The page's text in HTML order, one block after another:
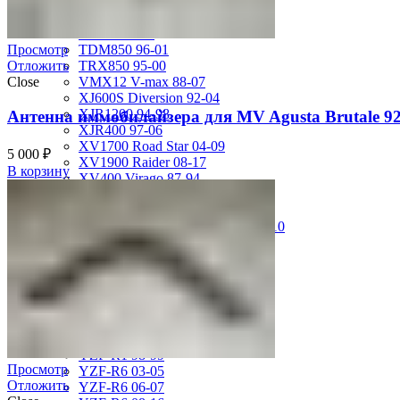
TDM850 96-01
TRX850 95-00
VMX12 V-max 88-07
XJ600S Diversion 92-04
XJR1200 94-98
XJR400 97-06
XV1700 Road Star 04-09
XV1900 Raider 08-17
XV400 Virago 87-94
XVZ1300 Royal Star Venture 01-10
YZF-1000R Thunderace 96-01
YZF-R1 00-01
YZF-R1 02-03
YZF-R1 04-06
YZF-R1 98-99
YZF-R6 03-05
YZF-R6 06-07
Просмотр
Отложить
Close
Антенна иммобилайзера для MV Agusta Brutale
5 000 ₽
В корзину
Просмотр
Отложить